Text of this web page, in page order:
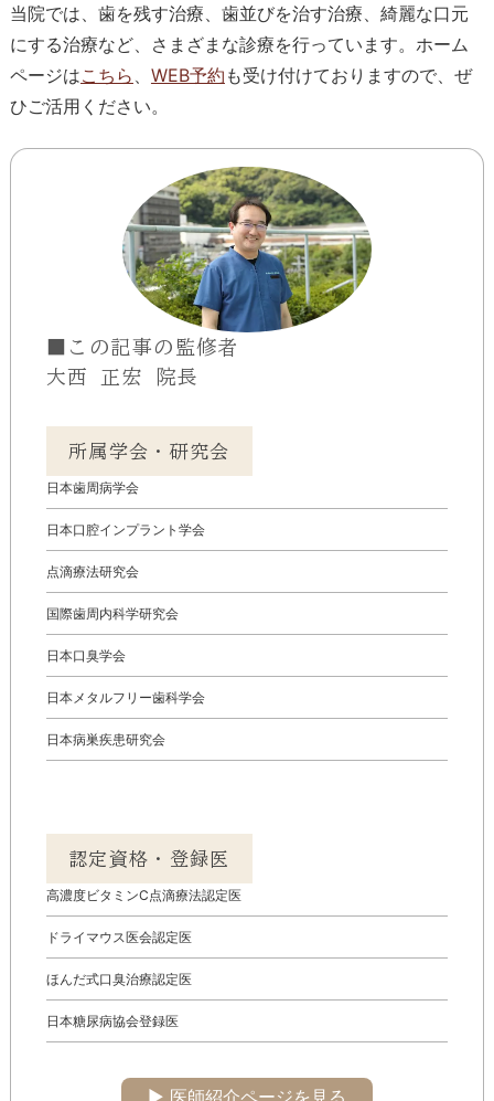
当院では、歯を残す治療、歯並びを治す治療、綺麗な口元
にする治療など、さまざまな診療を行っています。ホーム
ページはこちら WEB予約 も受け付けておりますので、ぜ
ひご活用ください。
■この記事の監修者
大西 正宏 院長
所属学会・研究会
日本歯周病学会
日本口腔インプラント学会
点滴療法研究会
国際歯周内科学研究会
日本口臭学会
日本メタルフリー歯科学会
日本病巣疾患研究会
認定資格・登録医
高濃度ビタミンC点滴療法認定医
ドライマウス医会認定医
ほんだ式口臭治療認定医
日本糖尿病協会登録医